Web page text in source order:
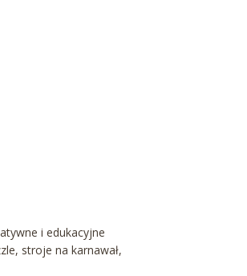
i edukacyjne
stroje na karnawał,